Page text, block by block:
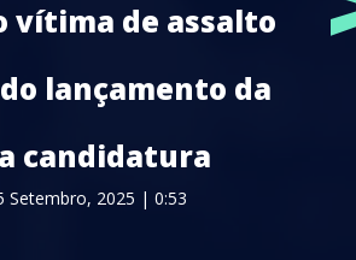
vítima de assalto
lançamento da
candidatura
Setembro, 2025 | 0:53